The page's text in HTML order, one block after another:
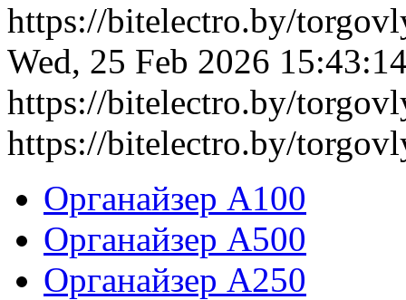
https://bitelectro.by/
Wed, 25 Feb 2026
https://bitelectro.by/
https://bitelectro.by/
Органайзер А100
Органайзер А500
Органайзер А250